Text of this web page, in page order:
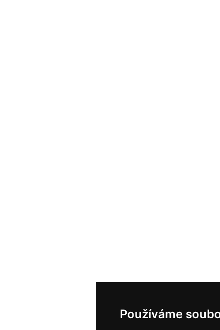
Používáme